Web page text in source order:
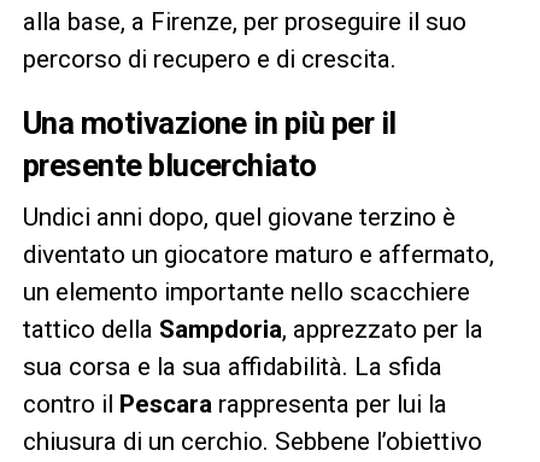
alla base, a Firenze, per proseguire il suo
percorso di recupero e di crescita.
Una motivazione in più per il
presente blucerchiato
Undici anni dopo, quel giovane terzino è
diventato un giocatore maturo e affermato,
un elemento importante nello scacchiere
tattico della Sampdoria, apprezzato per la
sua corsa e la sua affidabilità. La sfida
contro il Pescara rappresenta per lui la
chiusura di un cerchio. Sebbene l’obiettivo